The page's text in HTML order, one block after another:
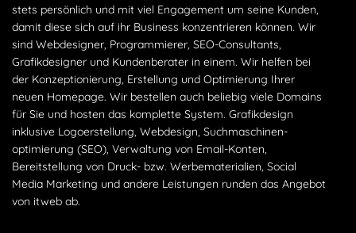
stets persönlich und mit viel Engagement um seine Kunden,
damit diese sich auf ihr Business konzentrieren können. Wir
sind Webdesigner, Programmierer, SEO-Consultants,
Grafikdesigner und Kundenberater in einem. Wir helfen bei
der Konzeptionierung, Erstellung und Optimierung Ihrer
neuen Homepage. Wir bestellen auch beliebig viele Domains
für Sie und hosten das komplette System. Grafikdesign
inklusive Logoerstellung, Webdesign, Suchmaschinen­
optimierung (SEO), Verwaltung von Email-Konten,
Bereitstellung von Druck- bzw. Werbematerialien, Social
Media Marketing und andere Leistungen runden das Angebot
von itweb ab.